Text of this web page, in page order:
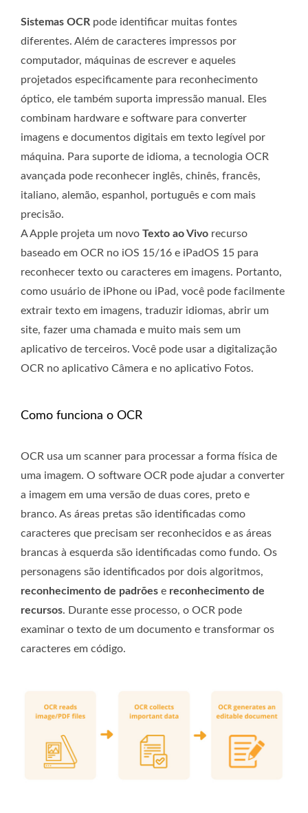
Sistemas OCR pode identificar muitas fontes
diferentes. Além de caracteres impressos por
computador, máquinas de escrever e aqueles
projetados especificamente para reconhecimento
óptico, ele também suporta impressão manual. Eles
combinam hardware e software para converter
imagens e documentos digitais em texto legível por
máquina. Para suporte de idioma, a tecnologia OCR
avançada pode reconhecer inglês, chinês, francês,
italiano, alemão, espanhol, português e com mais
precisão.
A Apple projeta um novo Texto ao Vivo recurso
baseado em OCR no iOS 15/16 e iPadOS 15 para
reconhecer texto ou caracteres em imagens. Portanto,
como usuário de iPhone ou iPad, você pode facilmente
extrair texto em imagens, traduzir idiomas, abrir um
site, fazer uma chamada e muito mais sem um
aplicativo de terceiros. Você pode usar a digitalização
OCR no aplicativo Câmera e no aplicativo Fotos.
Como funciona o OCR
OCR usa um scanner para processar a forma física de
uma imagem. O software OCR pode ajudar a converter
a imagem em uma versão de duas cores, preto e
branco. As áreas pretas são identificadas como
caracteres que precisam ser reconhecidos e as áreas
brancas à esquerda são identificadas como fundo. Os
personagens são identificados por dois algoritmos,
reconhecimento de padrões e reconhecimento de
recursos. Durante esse processo, o OCR pode
examinar o texto de um documento e transformar os
caracteres em código.